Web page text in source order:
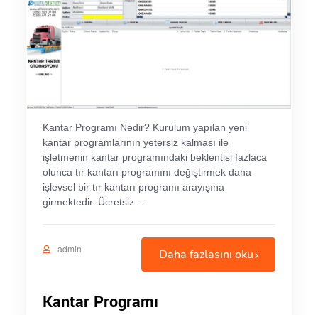
Kantar Programı Nedir? Kurulum yapılan yeni
kantar programlarının yetersiz kalması ile
işletmenin kantar programındaki beklentisi fazlaca
olunca tır kantarı programını değiştirmek daha
işlevsel bir tır kantarı programı arayışına
girmektedir. Ücretsiz…
admin Daha fazlasını oku
Kantar Programı